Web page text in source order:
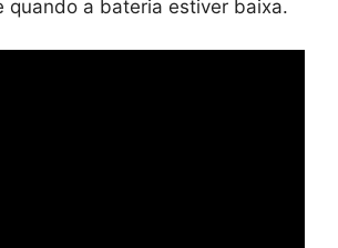
quando a bateria estiver baixa.